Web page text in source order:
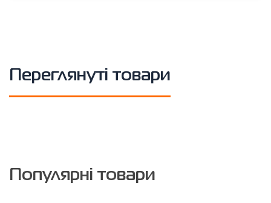
Переглянуті товари
Популярні товари